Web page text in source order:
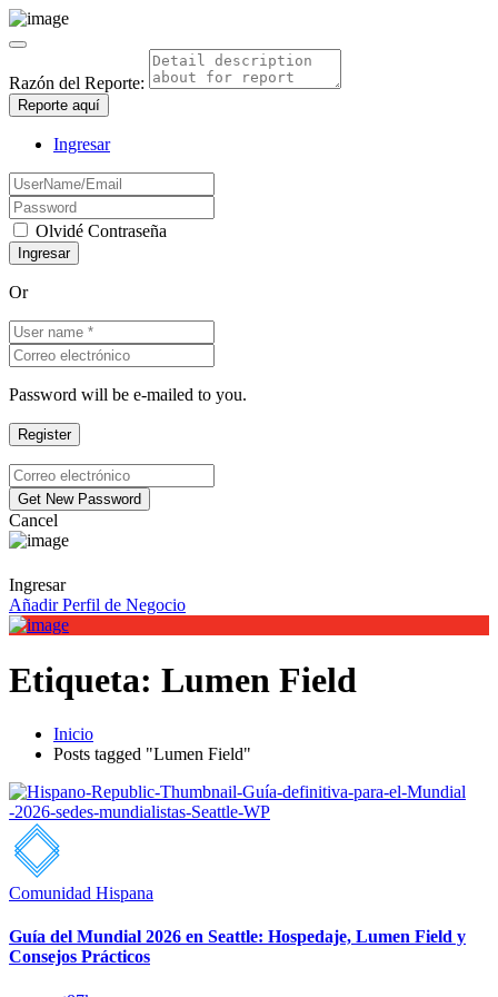
Razón del Reporte:
Reporte aquí
Ingresar
Olvidé Contraseña
Or
Password will be e-mailed to you.
Cancel
Ingresar
Añadir Perfil de Negocio
Etiqueta: Lumen Field
Inicio
Posts tagged "Lumen Field"
Comunidad Hispana
Guía del Mundial 2026 en Seattle: Hospedaje, Lumen Field y
Consejos Prácticos